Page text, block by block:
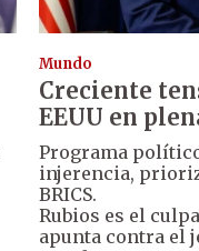
Mundo
Creciente
EEUU en
Programa
injerencia,
BRICS.
Rubios es el
apunta contra el